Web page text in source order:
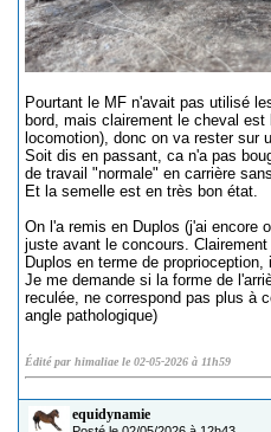
Pourtant le MF n'avait pas utilisé
bord, mais clairement le cheval
locomotion), donc on va rester sur
Soit dis en passant, ca n'a pas
de travail "normale" en carrière
Et la semelle est en très bon état.
On l'a remis en Duplos (j'ai encore
juste avant le concours.
Duplos en terme de proprioception,
Je me demande si la forme de
reculée, ne correspond pas plus à
angle pathologique)
Édité par himaliae le 02-05-2026 à 11h59
equidynamie